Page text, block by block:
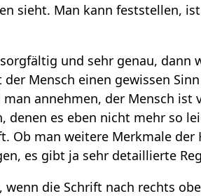
sieht. Man kann feststellen,
und sehr genau, dann
Mensch einen gewissen
annehmen, der Mensch
denen es eben nicht mehr so
Ob man weitere Merkmale
es gibt ja sehr detaillierte
wenn die Schrift nach rechts